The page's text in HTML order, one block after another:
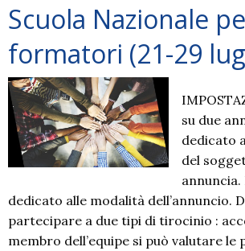
Scuola Nazionale
formatori (21-29
su due
dedicato
del
dedicato alle modalità dell’annuncio.
partecipare a due tipi di tirocinio :
membro dell’equipe si può valutare